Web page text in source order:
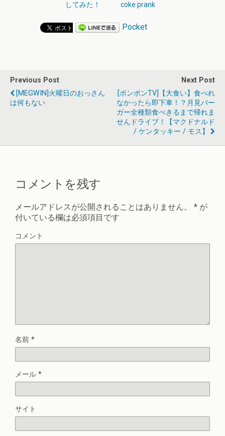
してみた！
coke prank
Pocket
Previous Post
[MEGWIN]火曜日のおっさん
は何もない
Next Post
[ボンボンTV]【大食い】食べれ
なかったら即下車！？月見バー
ガー全種類食べきるまで帰れま
せんドライブ！【マクドナルド
/ ケンタッキー / モス】
コメントを残す
メールアドレスが公開されることはありません。 * が
付いている欄は必須項目です
コメント
名前 *
メール *
サイト